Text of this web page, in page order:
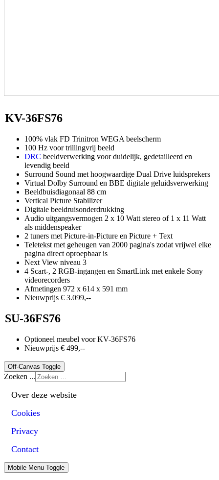
KV-36FS76
100% vlak FD Trinitron WEGA beelscherm
100 Hz voor trillingvrij beeld
DRC beeldverwerking voor duidelijk, gedetailleerd en
levendig beeld
Surround Sound met hoogwaardige Dual Drive luidsprekers
Virtual Dolby Surround en BBE digitale geluidsverwerking
Beeldbuisdiagonaal 88 cm
Vertical Picture Stabilizer
Digitale beeldruisonderdrukking
Audio uitgangsvermogen 2 x 10 Watt stereo of 1 x 11 Watt
als middenspeaker
2 tuners met Picture-in-Picture en Picture + Text
Teletekst met geheugen van 2000 pagina's zodat vrijwel elke
pagina direct oproepbaar is
Next View niveau 3
4 Scart-, 2 RGB-ingangen en SmartLink met enkele Sony
videorecorders
Afmetingen 972 x 614 x 591 mm
Nieuwprijs € 3.099,--
SU-36FS76
Optioneel meubel voor KV-36FS76
Nieuwprijs € 499,--
Off-Canvas Toggle
Zoeken ...
Over deze website
Cookies
Privacy
Contact
Mobile Menu Toggle